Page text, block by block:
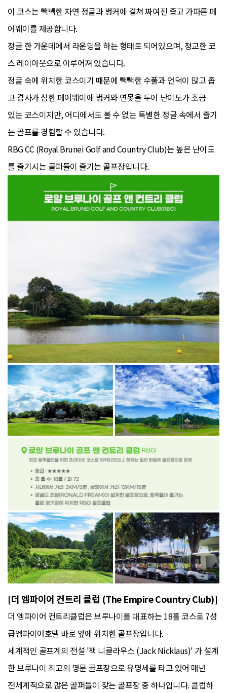
이 코스는 빽빽한 자연 정글과 벙커에 걸쳐 짜여진 좁고 가파른 페
어웨이를 제공합니다.
정글 한 가운데에서 라운딩을 하는 형태로 되어있으며, 정교한 코
스 레이아웃으로 이루어져 있습니다.
정글 속에 위치한 코스이기 때문에 빽빽한 수풀과 언덕이 많고 좁
고 경사가 심한 페어웨이에 벙커와 연못을 두어 난이도가 조금
있는 코스이지만, 어디에서도 볼 수 없는 특별한 정글 속에서 즐기
는 골프를 경험할 수 있습니다.
RBG CC (Royal Brunei Golf and Country Club)는 높은 난이도
를 즐기시는 골퍼들이 즐기는 골프장입니다.
[더 엠파이어 컨트리 클럽 (The Empire Country Club)]
더 엠파이어 컨트리클럽은 브루나이를 대표하는 18홀 코스로 7성
급엠파이어호텔 바로 앞에 위치한 골프장입니다.
세계적인 골프계의 전설 '잭 니클라우스 (Jack Nicklaus)' 가 설계
한 브루나이 최고의 명문 골프장으로 유명세를 타고 있어 매년
전세계적으로 많은 골퍼들이 찾는 골프장 중 하나입니다. 클럽하